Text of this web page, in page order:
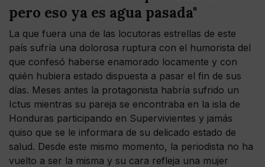
pero eso ya es agua pasada"
La que fuera una de las locutoras estrellas de este
país sufría una dolorosa ruptura con el humorista del
que confesó haberse enamorado locamente y con
quién hubiera estado dispuesta a pasar el fin de sus
días. Meses antes la protagonista habría sufrido un
Ictus mientras su pareja se encontraba en la isla de
Honduras participando en Supervivientes y jamás
quiso que se le informara de su delicado estado de
salud. Desde este mismo momento, la periodista no ha
vuelto a ser la misma y su cara refleja una mujer